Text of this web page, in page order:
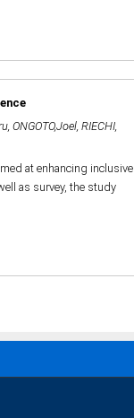
, ONGOTO,Joel, RIECHI,
at enhancing inclusive
as survey, the study